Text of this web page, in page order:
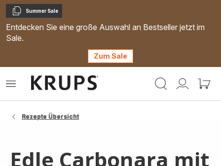
Kopieren
Summer Sale
Entdecken Sie eine große Auswahl an Bestseller jetzt im
Sale.
Zum Sale
Mein
Mein
Das
Rezepte Übersicht
Edle Carbonara mit